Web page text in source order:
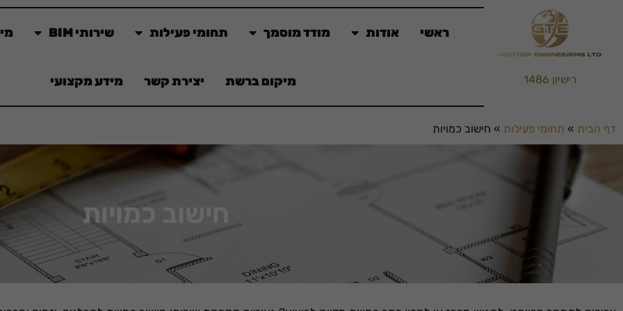
רישיון 1486
ראשי אודות מודד מוסמך תחומי פעילות שירותי BIM
מיקום ברשת יצירת קשר מידע מקצועי
דף הבית » תחומי פעילות » חישוב כמויות
חישוב כמויות